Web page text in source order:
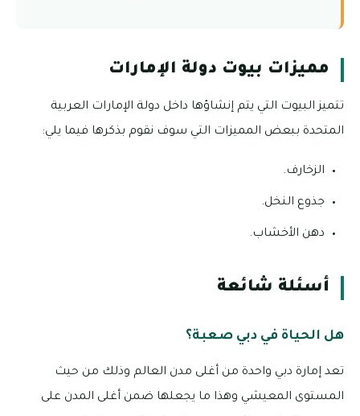
مميزات بيوت دولة الإمارات
تتميز البيوت التي يتم إنشاؤها داخل دولة الإمارات العربية
المتحدة ببعض المميزات التي سوف نقوم بذكرها فيما يلي:
الزخارف.
جذوع النخل.
دهن الأخشاب.
أسئلة شائعة
هل الحياة في دبي صعبة؟
تعد إمارة دبي واحدة من أغلى مدن العالم وذلك من حيث
المستوى المعيشي وهذا ما يجعلها ضمن أغلى المدن على